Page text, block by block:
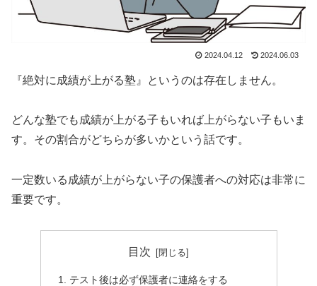
2024.04.12 2024.06.03
『絶対に成績が上がる塾』というのは存在しません。
どんな塾でも成績が上がる子もいれば上がらない子もいま
す。その割合がどちらが多いかという話です。
一定数いる成績が上がらない子の保護者への対応は非常に
重要です。
目次
テスト後は必ず保護者に連絡をする